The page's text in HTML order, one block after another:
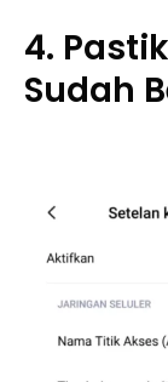
4.
Sudah